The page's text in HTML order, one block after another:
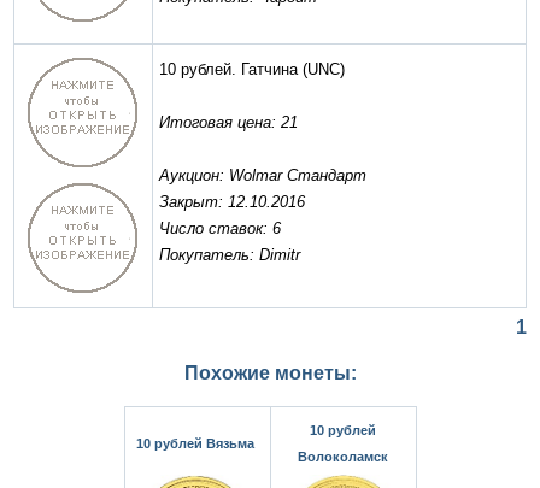
10 рублей. Гатчина(UNC)
Итоговая цена: 21
Аукцион: Wolmar Стандарт
Закрыт: 12.10.2016
Число ставок: 6
Покупатель: Dimitr
1
Похожие монеты:
10 рублей Вязьма
10 рублей
Волоколамск